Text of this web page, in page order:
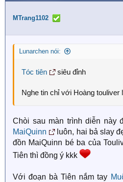
i
n
s
MTrang1102
Lunarchen nói:
Tóc tiên siêu đỉnh
Nghe tin chỉ với Hoàng touliver
Chòi sau màn trình diễn này
MaiQuinn
luôn, hai bả slay
đồn MaiQuinn bé ba của
Tiên thì đồng ý kkk
Với đoạn bà Tiên nắm tay